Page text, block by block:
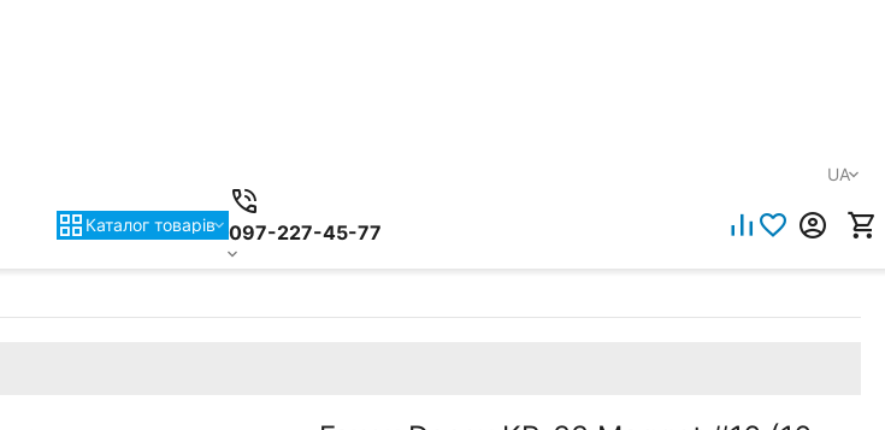
UA
Каталог товарiв 097-227-45-77